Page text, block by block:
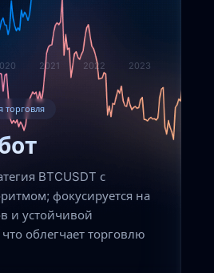
2021 2022 2023
торговля
BTCUSDT с
фокусируется на
и устойчивой
облегчает торговлю